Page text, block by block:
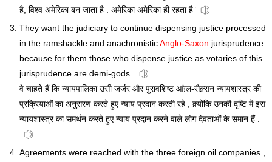
है, विश्व अमेरिका बन जाता है . अमेरिका अमेरिका ही रहता है”
They want the judiciary to continue dispensing justice processed
in the ramshackle and anachronisticAnglo-Saxon jurisprudence
because for them those who dispense justice as votaries of this
jurisprudence are demi-gods .
वे चाहते हैं कि न्यायपालिका उसी जर्जर और पुरावशिष्ट आंग़्ल-सैक़्सन न्यायशास्त्र की
प्रक्रियाओं का अनुसरण करते हुए न्याय प्रदान करती रहे , क़्योंकि उनकी दृष्टि में इस
न्यायशास्त्र का समर्थन करते हुए न्याय प्रदान करने वाले लोग देवताओं के समान हैं .
Agreements were reached with the three foreign oil companies ,